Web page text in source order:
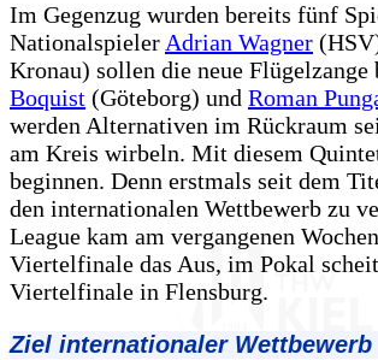
Im Gegenzug wurden bereits fünf
Nationalspieler Adrian Wagner
Kronau) sollen die neue
Boquist (Göteborg) und Roman
werden Alternativen im Rückraum
am Kreis wirbeln. Mit diesem
beginnen. Denn erstmals seit dem
den internationalen Wettbewerb zu
League kam am vergangenen
Viertelfinale das Aus, im Pokal
Viertelfinale in Flensburg.
Ziel internationaler Wettbewerb